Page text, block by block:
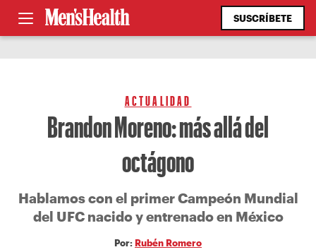
SUSCRÍBETE
ACTUALIDAD
Brandon Moreno: más allá del
octágono
Hablamos con el primer Campeón Mundial
del UFC nacido y entrenado en México
Por: Rubén Romero